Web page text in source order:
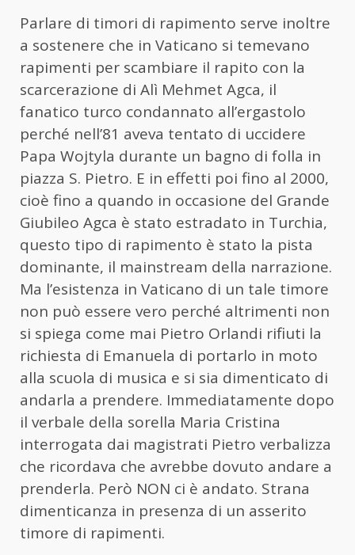
Parlare di timori di rapimento serve inoltre
a sostenere che in Vaticano si temevano
rapimenti per scambiare il rapito con la
scarcerazione di Alì Mehmet Agca, il
fanatico turco condannato all’ergastolo
perché nell’81 aveva tentato di uccidere
Papa Wojtyla durante un bagno di folla in
piazza S. Pietro. E in effetti poi fino al 2000,
cioè fino a quando in occasione del Grande
Giubileo Agca è stato estradato in Turchia,
questo tipo di rapimento è stato la pista
dominante, il mainstream della narrazione.
Ma l’esistenza in Vaticano di un tale timore
non può essere vero perché altrimenti non
si spiega come mai Pietro Orlandi rifiuti la
richiesta di Emanuela di portarlo in moto
alla scuola di musica e si sia dimenticato di
andarla a prendere. Immediatamente dopo
il verbale della sorella Maria Cristina
interrogata dai magistrati Pietro verbalizza
che ricordava che avrebbe dovuto andare a
prenderla. Però NON ci è andato. Strana
dimenticanza in presenza di un asserito
timore di rapimenti.